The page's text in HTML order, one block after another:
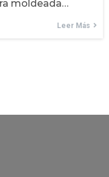
moldeada…
Leer Más